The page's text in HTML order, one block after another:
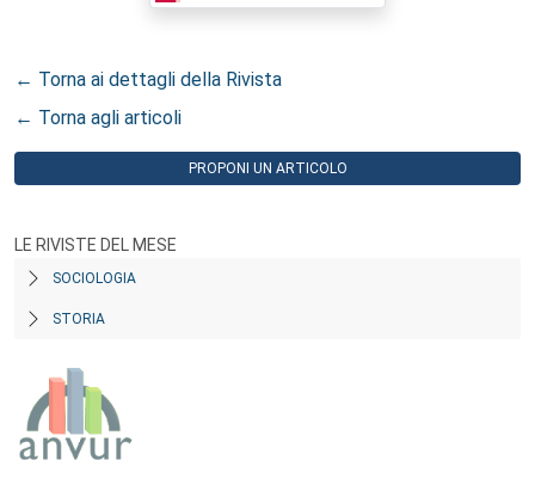
← Torna ai dettagli della Rivista
← Torna agli articoli
PROPONI UN ARTICOLO
LE RIVISTE DEL MESE
SOCIOLOGIA
STORIA